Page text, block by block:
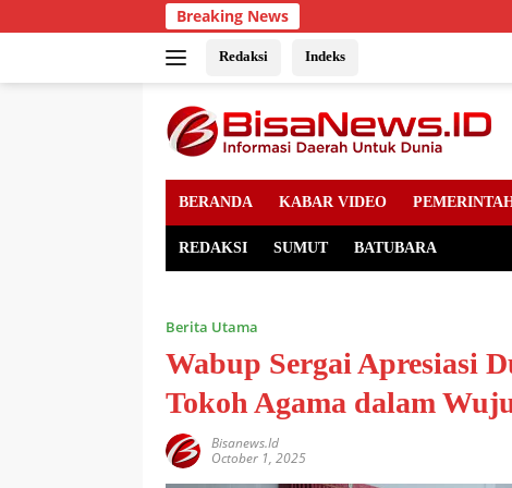
to
Breaking News
Redaksi Indeks
BERANDA KABAR VIDEO
REDAKSI SUMUT BATUBARA
Berita Utama
Wabup Sergai Apresiasi
Tokoh Agama dalam
Bisanews.id
October 1, 2025